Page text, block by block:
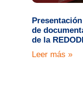
de
de la
Leer más »